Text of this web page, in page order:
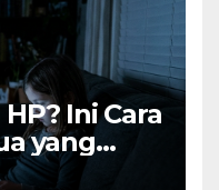
Ini Cara
yang